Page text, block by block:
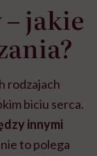
jakie
rodzajach
biciu serca.
innymi
to polega